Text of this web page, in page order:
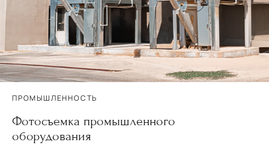
ПРОМЫШЛЕННОСТЬ
Фотосъемка промышленного
оборудования